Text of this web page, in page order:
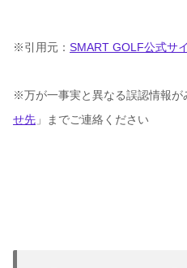
※引用元： SMART GOLF公式サ
※万が一事実と異なる誤認情報が
せ先 」までご連絡ください